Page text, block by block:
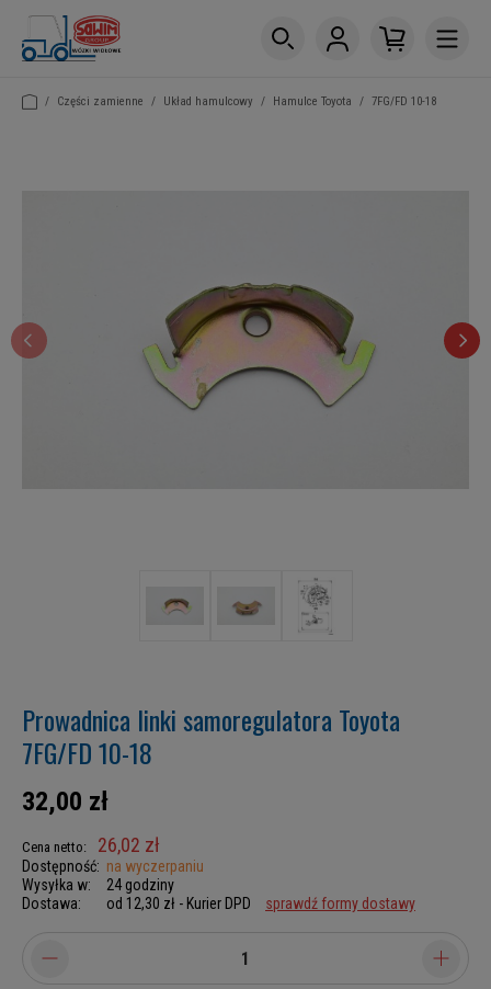
/ Części zamienne / Układ hamulcowy / Hamulce Toyota / 7FG/FD 10-18
Prowadnica linki samoregulatora Toyota
7FG/FD 10-18
32,00 zł
Cena netto: 26,02 zł
Dostępność: na wyczerpaniu
Wysyłka w:
24 godziny
Dostawa:
od 12,30 zł - Kurier DPD sprawdź formy dostawy